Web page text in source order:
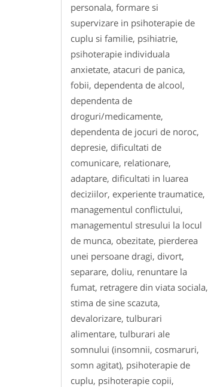
personala, formare si
supervizare in psihoterapie de
cuplu si familie, psihiatrie,
psihoterapie individuala
anxietate, atacuri de panica,
fobii, dependenta de alcool,
dependenta de
droguri/medicamente,
dependenta de jocuri de noroc,
depresie, dificultati de
comunicare, relationare,
adaptare, dificultati in luarea
deciziilor, experiente traumatice,
managementul conflictului,
managementul stresului la locul
de munca, obezitate, pierderea
unei persoane dragi, divort,
separare, doliu, renuntare la
fumat, retragere din viata sociala,
stima de sine scazuta,
devalorizare, tulburari
alimentare, tulburari ale
somnului (insomnii, cosmaruri,
somn agitat), psihoterapie de
cuplu, psihoterapie copii,